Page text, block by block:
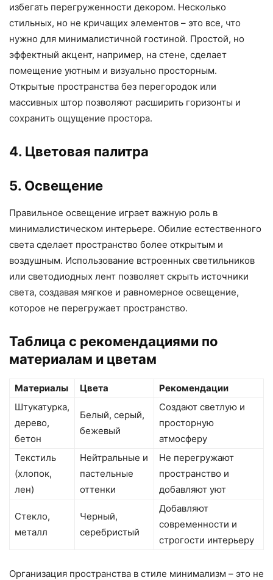
избегать перегруженности декором. Несколько
стильных, но не кричащих элементов – это все, что
нужно для минималистичной гостиной. Простой, но
эффектный акцент, например, на стене, сделает
помещение уютным и визуально просторным.
Открытые пространства без перегородок или
массивных штор позволяют расширить горизонты и
сохранить ощущение простора.
4. Цветовая палитра
5. Освещение
Правильное освещение играет важную роль в
минималистическом интерьере. Обилие естественного
света сделает пространство более открытым и
воздушным. Использование встроенных светильников
или светодиодных лент позволяет скрыть источники
света, создавая мягкое и равномерное освещение,
которое не перегружает пространство.
Таблица с рекомендациями по
материалам и цветам
Материалы Цвета
Рекомендации
Штукатурка,
дерево,
бетон
Белый, серый,
бежевый
Создают светлую и
просторную
атмосферу
Текстиль
(хлопок,
лен)
Нейтральные и
пастельные
оттенки
Не перегружают
пространство и
добавляют уют
Стекло,
металл
Черный,
серебристый
Добавляют
современности и
строгости интерьеру
Организация пространства в стиле минимализм – это не